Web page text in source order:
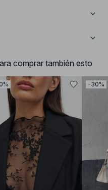
comprar también esto
-30%